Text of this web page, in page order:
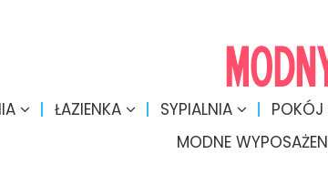
ŁAZIENKA SYPIALNIA POKÓJ
MODNE